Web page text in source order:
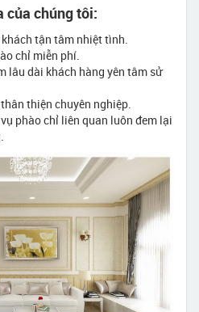
của chúng tôi:
tận tâm nhiệt tình.
chỉ miễn phí.
lâu dài khách hàng yên tâm sử
thiện chuyên nghiệp.
phào chỉ liên quan luôn đem lại